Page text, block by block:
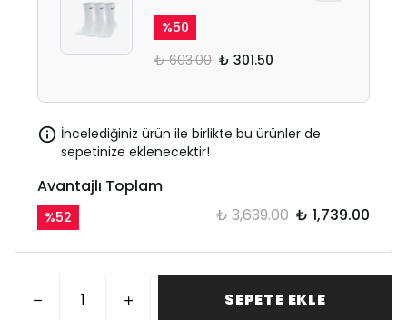
%50
₺ 603.00 ₺ 301.50
İncelediğiniz ürün ile birlikte bu ürünler de
sepetinize eklenecektir!
Avantajlı Toplam
%52 ₺ 3,639.00 ₺ 1,739.00
SEPETE EKLE